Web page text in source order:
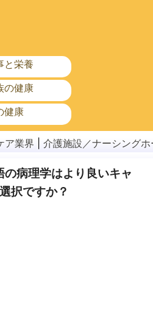
と栄養
の健康
健康
衛生と安全
ア業界 介護施設／ナーシングホ
病理学はより良いキャ
択ですか？